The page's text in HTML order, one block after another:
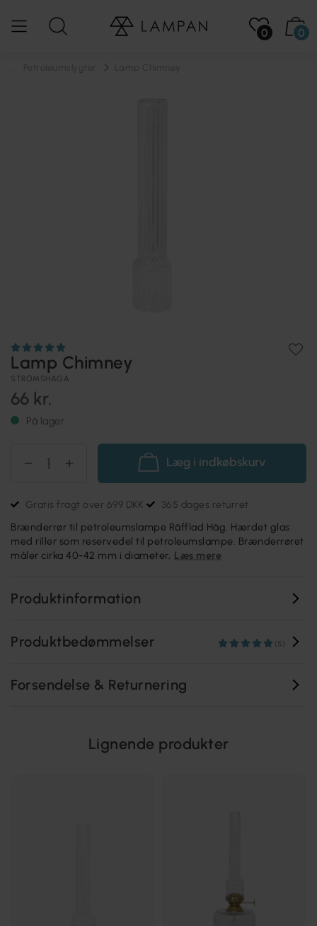
0 0
Lamp Chimney
STRÖMSHAGA
66 kr.
På lager
Læg i indkøbskurv
Gratis fragt over 699 DKK 365 dages returret
Brænderrør til petroleumslampe Räfflad Häg. Hærdet glas
med riller som reservedel til petroleumslampe. Brænderrøret
måler cirka 40-42 mm i diameter, Læs mere
Produktinformation
Produktbedømmelser (5)
Forsendelse & Returnering
Lignende produkter